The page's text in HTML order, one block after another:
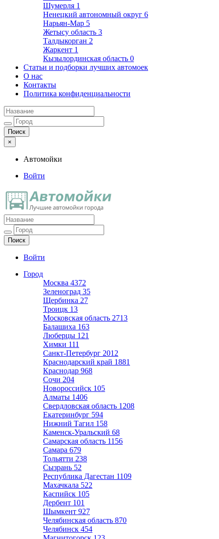
Шумерля 1
Ненецкий автономный округ 6
Нарьян-Мар 5
Жетысу область 3
Талдыкорган 2
Жаркент 1
Кызылординская область 0
Статьи и подборки лучших автомоек
О нас
Контакты
Политика конфиденциальности
×
Автомойки
Войти
Автомойки
Ещё один сайт на WordPress
Войти
Город
Москва 4372
Зеленоград 35
Щербинка 27
Троицк 13
Московская область 2713
Балашиха 163
Люберцы 121
Химки 111
Санкт-Петербург 2012
Краснодарский край 1881
Краснодар 968
Сочи 204
Новороссийск 105
Алматы 1406
Свердловская область 1208
Екатеринбург 594
Нижний Тагил 158
Каменск-Уральский 68
Самарская область 1156
Самара 679
Тольятти 238
Сызрань 52
Республика Дагестан 1109
Махачкала 522
Каспийск 105
Дербент 101
Шымкент 927
Челябинская область 870
Челябинск 454